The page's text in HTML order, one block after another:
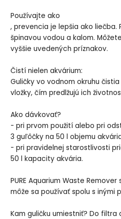
Používajte ako
, prevencia je lepšia ako liečba.
špinavou vodou a kalom.
vyššie uvedených príznakov.
Čistí nielen akvárium:
Guličky vo vodnom okruhu
vložky, čím predlžujú ich
Ako dávkovať?
- pri prvom použití alebo pri
3 guľôčky na 50 l objemu
- pri pravidelnej starostlivosti
50 l kapacity akvária.
PURE Aquarium Waste
môže sa používať spolu s inými
Kam guličku umiestniť? Do filtra